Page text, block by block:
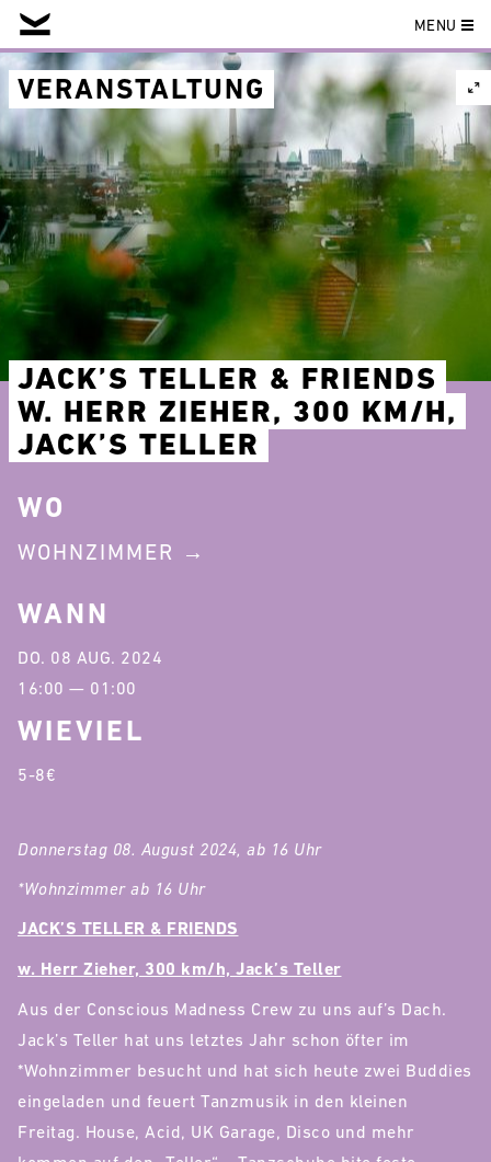
Skip
to
content
MENU
VERANSTALTUNG
JACK’S TELLER & FRIENDS
W. HERR ZIEHER, 300 KM/H,
JACK’S TELLER
Donnerstag 08. August 2024, ab 16 Uhr
*Wohnzimmer ab 16 Uhr
JACK’S TELLER & FRIENDS
w. Herr Zieher, 300 km/h, Jack’s Teller
Aus der Conscious Madness Crew zu uns auf’s Dach.
Jack’s Teller hat uns letztes Jahr schon öfter im
*Wohnzimmer besucht und hat sich heute zwei Buddies
eingeladen und feuert Tanzmusik in den kleinen
Freitag. House, Acid, UK Garage, Disco und mehr
WO
WOHNZIMMER
WANN
DO. 08 AUG. 2024
16:00 — 01:00
WIEVIEL
5-8€